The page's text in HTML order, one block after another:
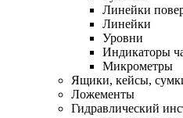
Линейки
Линейки
Уровни
Индикаторы
Микрометры
Ящики, кейсы,
Ложементы
Гидравлический